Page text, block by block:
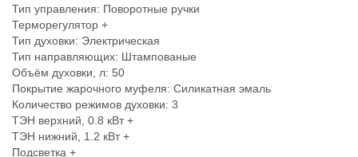
Тип управления: Поворотные ручки
Терморегулятор +
Тип духовки: Электрическая
Тип направляющих: Штампованые
Объём духовки, л: 50
Покрытие жарочного муфеля: Силикатная эмаль
Количество режимов духовки: 3
ТЭН верхний, 0.8 кВт +
ТЭН нижний, 1.2 кВт +
Подсветка +